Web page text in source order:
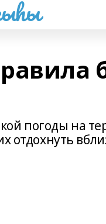
погоды на
отдохнуть